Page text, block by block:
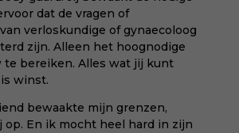
dat de vragen of
verloskundige of gynaecoloog
zijn. Alleen het hoognodige
te bereiken. Alles wat jij kunt
winst.
bewaakte mijn grenzen,
op. En ik mocht heel hard in zijn